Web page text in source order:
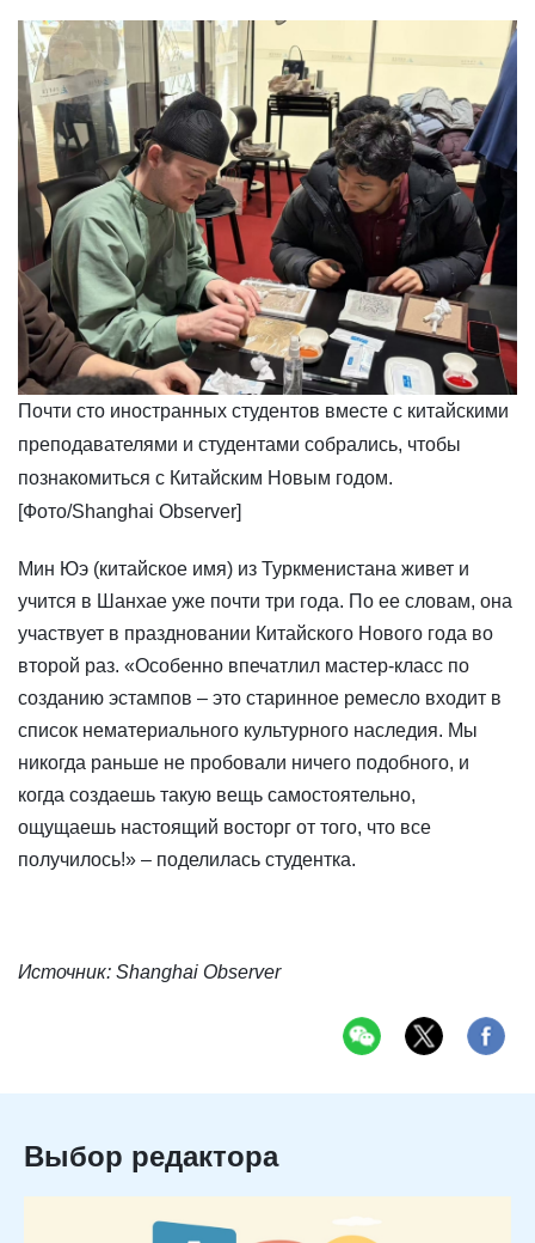
Почти сто иностранных студентов вместе с китайскими
преподавателями и студентами собрались, чтобы
познакомиться с Китайским Новым годом.
[Фото/Shanghai Observer]
​Мин Юэ (китайское имя) из Туркменистана живет и
учится в Шанхае уже почти три года. По ее словам, она
участвует в праздновании Китайского Нового года во
второй раз. «Особенно впечатлил мастер-класс по
созданию эстампов – это старинное ремесло входит в
список нематериального культурного наследия. Мы
никогда раньше не пробовали ничего подобного, и
когда создаешь такую вещь самостоятельно,
ощущаешь настоящий восторг от того, что все
получилось!» – поделилась студентка.
Источник: Shanghai Observer
Выбор редактора